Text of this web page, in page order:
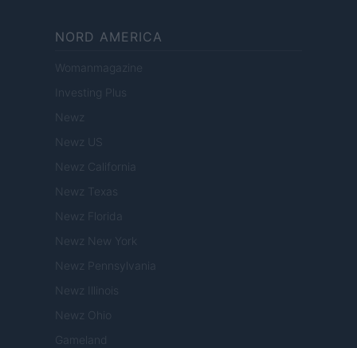
NORD AMERICA
Womanmagazine
Investing Plus
Newz
Newz US
Newz California
Newz Texas
Newz Florida
Newz New York
Newz Pennsylvania
Newz Illinois
Newz Ohio
Gameland